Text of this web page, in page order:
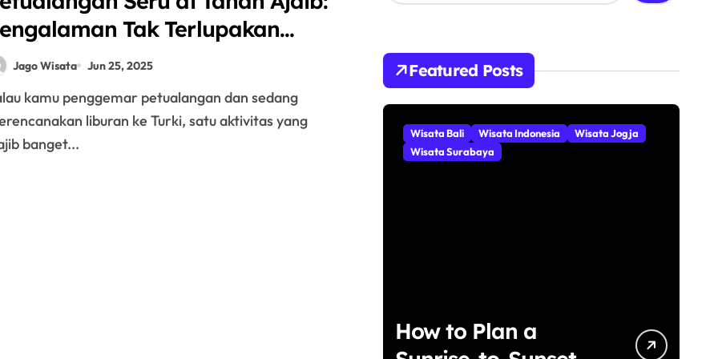
Tak Terlupakan
ATV Cappadocia Tour!
Jago Wisata Jun 25, 2025
liburan ke Turki, satu aktivitas yang
banget...
n
u
k
Featured Posts
Wisata Bali Wisata Indonesia
Wisata Jogja
Wisata Surabaya
How to Plan a